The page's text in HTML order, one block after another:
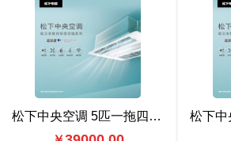
松下中央空调 5匹一拖四（CU-ME45BS6N 豪华款